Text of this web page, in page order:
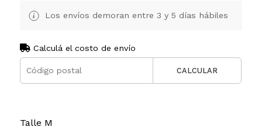
Los envíos demoran entre 3 y 5 días hábiles
Calculá el costo de envío
CALCULAR
Talle M